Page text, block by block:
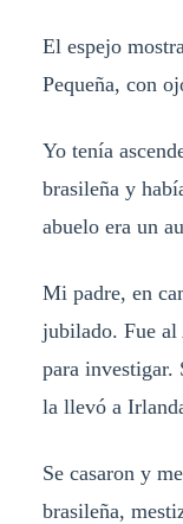
El espejo
Pequeña, con
Yo tenía
brasileña y
abuelo era un
Mi padre, en
jubilado. Fue al
para investigar.
la llevó a
Se casaron y
brasileña,